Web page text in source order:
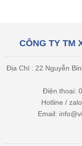
CÔNG TY TM
Địa Chỉ : 22 Nguyễn
Điện thoại:
Hotline /
Email: